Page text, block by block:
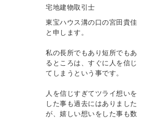
宅地建物取引士
東宝ハウス溝の口の宮田貴佳
と申します。
私の長所でもあり短所でもあ
るところは、すぐに人を信じ
てしまうという事です。
人を信じすぎてツライ想いを
した事も過去にはありました
が、嬉しい想いをした事も数